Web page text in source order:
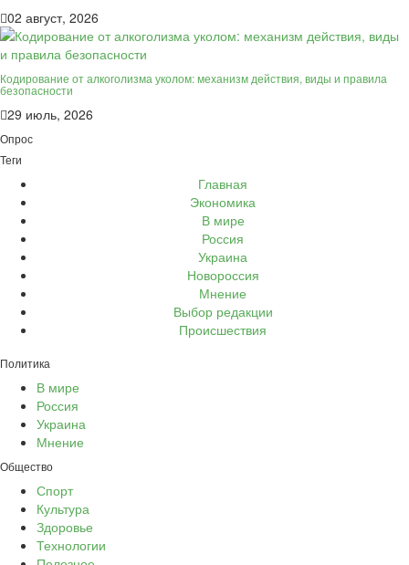
02 август, 2026
Кодирование от алкоголизма уколом: механизм действия, виды и правила
безопасности
29 июль, 2026
Опрос
Теги
Главная
Экономика
В мире
Россия
Украина
Новороссия
Мнение
Выбор редакции
Происшествия
Политика
В мире
Россия
Украина
Мнение
Общество
Спорт
Культура
Здоровье
Технологии